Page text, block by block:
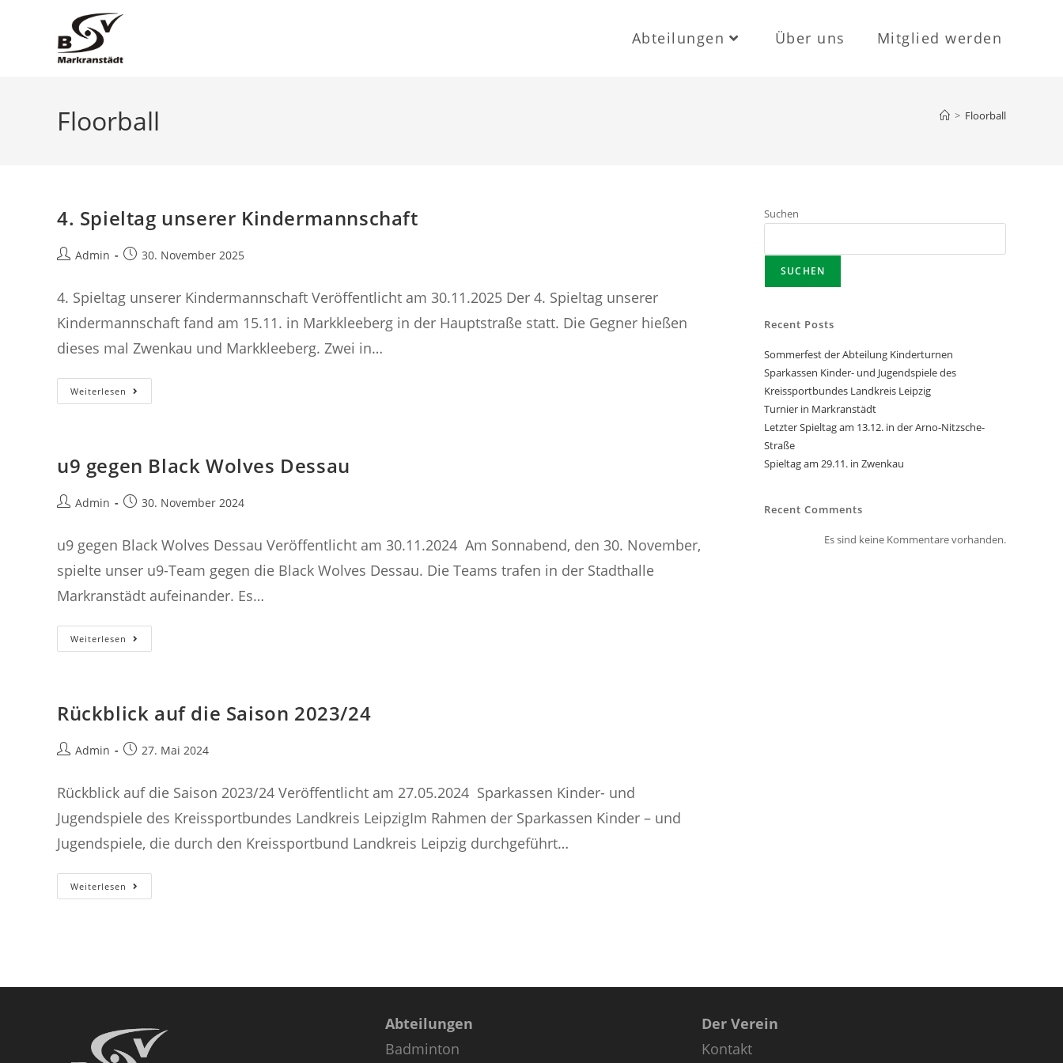
Abteilungen Über uns Mitglied werden
Floorball > Floorball
4. Spieltag unserer Kindermannschaft
Beitrags-
Admin
Beitrag30. November 2025
4. Spieltag unserer Kindermannschaft Veröffentlicht am 30.11.2025 Der 4. Spieltag unserer
Kindermannschaft fand am 15.11. in Markkleeberg in der Hauptstraße statt. Die Gegner hießen
dieses mal Zwenkau und Markkleeberg. Zwei in…
Weiterlesen 4.
Spieltag
u9 gegen Black Wolves Dessau
Beitrags-
Admin
Beitrag30. November 2024
u9 gegen Black Wolves Dessau Veröffentlicht am 30.11.2024 Am Sonnabend, den 30. November,
spielte unser u9-Team gegen die Black Wolves Dessau. Die Teams trafen in der Stadthalle
Markranstädt aufeinander. Es…
Weiterlesen U9
Gegen
Rückblick auf die Saison 2023/24
Beitrags-
Admin
Beitrag27. Mai 2024
Rückblick auf die Saison 2023/24 Veröffentlicht am 27.05.2024 Sparkassen Kinder- und
Jugendspiele des Kreissportbundes Landkreis LeipzigIm Rahmen der Sparkassen Kinder – und
Jugendspiele, die durch den Kreissportbund Landkreis Leipzig durchgeführt…
Weiterlesen Rückblick
Auf
Suchen
SUCHEN
Recent Posts
Sommerfest der Abteilung Kinderturnen
Sparkassen Kinder- und Jugendspiele des
Kreissportbundes Landkreis Leipzig
Turnier in Markranstädt
Letzter Spieltag am 13.12. in der Arno-Nitzsche-
Straße
Spieltag am 29.11. in Zwenkau
Recent Comments
Es sind keine Kommentare vorhanden.
Abteilungen
Badminton
Der Verein
Kontakt